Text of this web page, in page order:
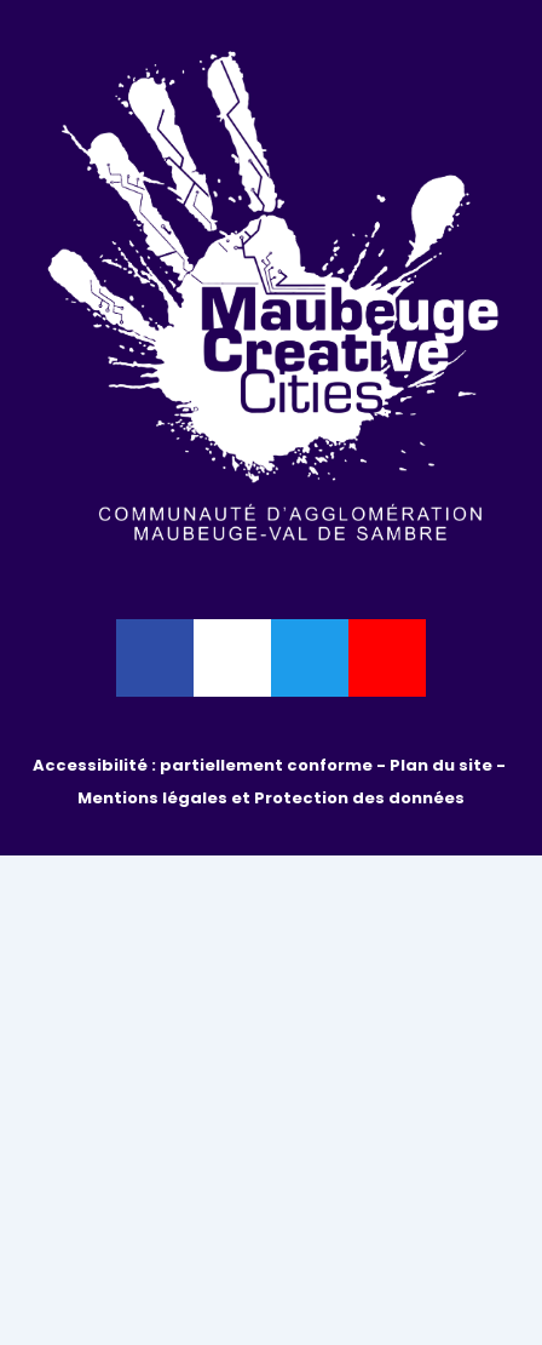
Accessibilité : partiellement conforme -
Mentions légales et Protection des données